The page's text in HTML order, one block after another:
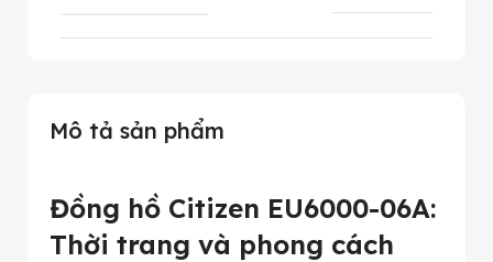
Mô tả sản phẩm
Đồng hồ Citizen EU6000-06A:
Thời trang và phong cách